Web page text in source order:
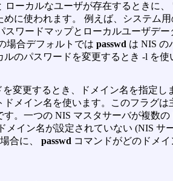
ローカルなユーザが存在するときに
めに使われます。 例えば、システム用
スワードマップとローカルユーザデ
場合デフォルトでは passwd は NIS の
ルのパスワードを変更するとき -l を使
を変更するとき、ドメイン名を指定し
ドメイン名を使います。このフラグ
す。一つの NIS マスタサーバが複数
メイン名が設定されていない (NIS サ
合に、 passwd コマンドがどのドメ